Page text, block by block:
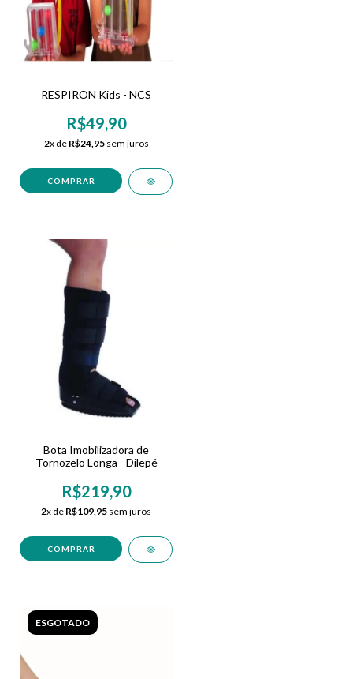
RESPIRON Kids - NCS
R$49,90
2x de R$24,95sem juros
Bota Imobilizadora de
Tornozelo Longa - Dilepé
R$219,90
2x de R$109,95 sem juros
COMPRAR
ESGOTADO